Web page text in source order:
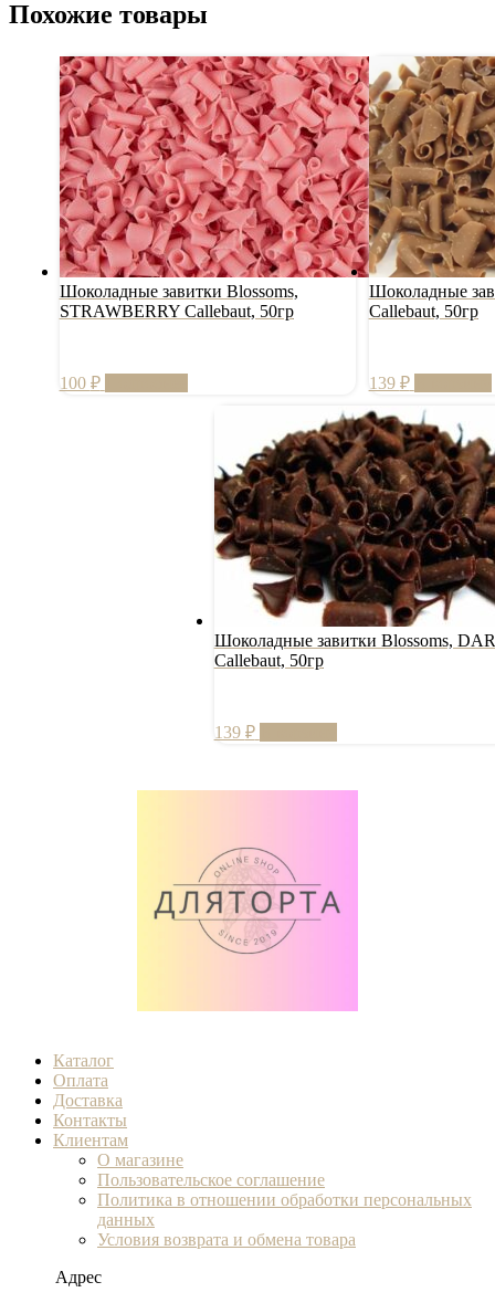
Похожие товары
Шоколадные завитки Blossoms,
STRAWBERRY Callebaut, 50гр
100 ₽
Шоколадные
Callebaut, 50гр
139 ₽
Шоколадные завитки Blossoms,
Callebaut, 50гр
139 ₽
Каталог
Оплата
Доставка
Контакты
Клиентам
О магазине
Пользовательское соглашение
Политика в отношении обработки персональных
данных
Условия возврата и обмена товара
Адрес